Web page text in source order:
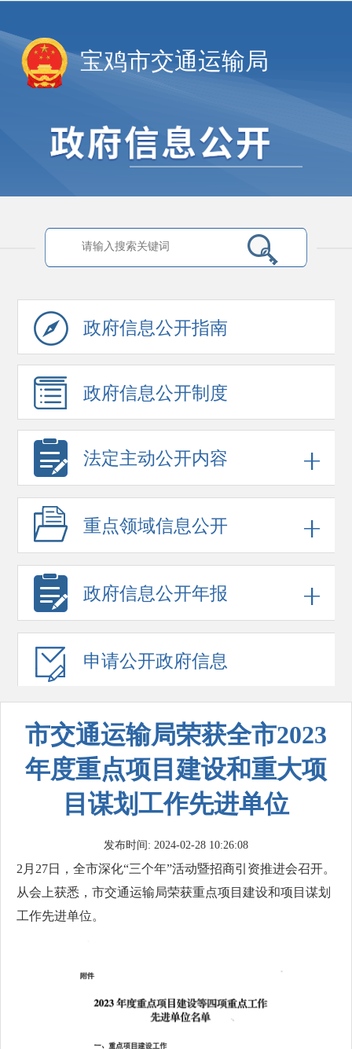
宝鸡市交通运输局
政府信息公开指南
政府信息公开制度
法定主动公开内容
重点领域信息公开
政府信息公开年报
申请公开政府信息
市交通运输局荣获全市2023
年度重点项目建设和重大项
目谋划工作先进单位
发布时间: 2024-02-28 10:26:08
2月27日，全市深化“三个年”活动暨招商引资推进会召开。
从会上获悉，市交通运输局荣获重点项目建设和项目谋划
工作先进单位。